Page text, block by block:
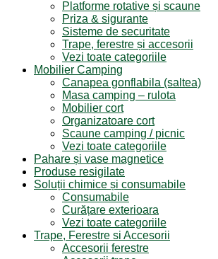
Platforme rotative și scaune
Priza & sigurante
Sisteme de securitate
Trape, ferestre și accesorii
Vezi toate categoriile
Mobilier Camping
Canapea gonflabila (saltea)
Masa camping – rulota
Mobilier cort
Organizatoare cort
Scaune camping / picnic
Vezi toate categoriile
Pahare și vase magnetice
Produse resigilate
Soluții chimice și consumabile
Consumabile
Curățare exterioara
Vezi toate categoriile
Trape, Ferestre si Accesorii
Accesorii ferestre